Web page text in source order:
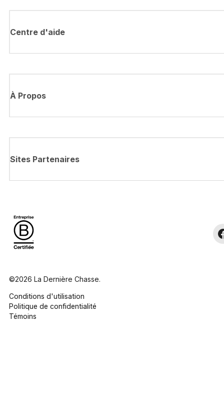
Centre d'aide
À Propos
Sites Partenaires
©2026 La Dernière Chasse.
Conditions d'utilisation
Politique de confidentialité
Témoins